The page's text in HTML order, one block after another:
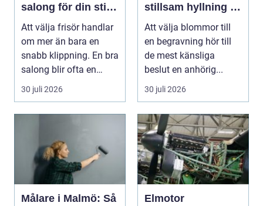
salong för din stil
och vardag
Att välja frisör handlar
om mer än bara en
snabb klippning. En bra
salong blir ofta en
trygg punkt i...
30 juli 2026
stillsam hyllning i
livets svåraste
stund
Att välja blommor till
en begravning hör till
de mest känsliga
beslut en anhörig...
30 juli 2026
Målare i Malmö: Så
Elmotor